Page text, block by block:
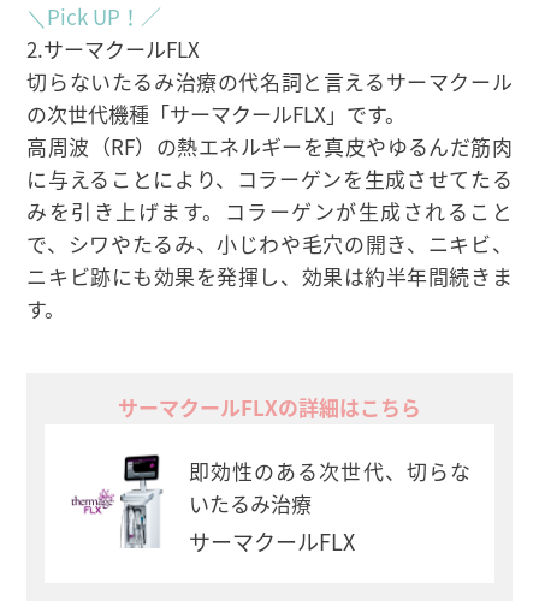
＼Pick UP！／
2.サーマクールFLX
切らないたるみ治療の代名詞と言えるサーマクール
の次世代機種「サーマクールFLX」です。
高周波（RF）の熱エネルギーを真皮やゆるんだ筋肉
に与えることにより、コラーゲンを生成させてたる
みを引き上げます。コラーゲンが生成されること
で、シワやたるみ、小じわや毛穴の開き、ニキビ、
ニキビ跡にも効果を発揮し、効果は約半年間続きま
す。
サーマクールFLXの詳細はこちら
即効性のある次世代、切らな
いたるみ治療
サーマクールFLX